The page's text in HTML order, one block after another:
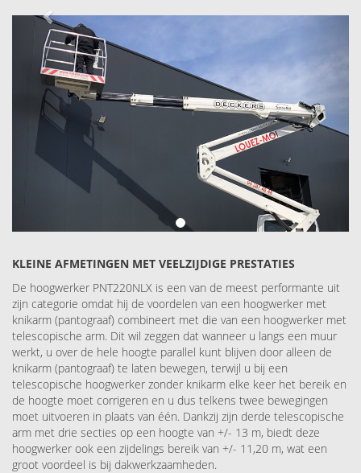
KLEINE AFMETINGEN MET VEELZIJDIGE PRESTATIES
De hoogwerker PNT220NLX is een van de meest performante uit
zijn categorie omdat hij de voordelen van een hoogwerker met
knikarm (pantograaf) combineert met die van een hoogwerker met
telescopische arm. Dit wil zeggen dat wanneer u langs een muur
werkt, u over de hele hoogte parallel kunt blijven door alleen de
knikarm (pantograaf) te laten bewegen, terwijl u bij een
telescopische hoogwerker zonder knikarm elke keer het bereik en
de hoogte moet corrigeren en u dus telkens twee bewegingen
moet uitvoeren in plaats van één. Dankzij zijn derde telescopische
arm met drie secties op een hoogte van +/- 13 m, biedt deze
hoogwerker ook een zijdelings bereik van +/- 11,20 m, wat een
groot voordeel is bij dakwerkzaamheden.